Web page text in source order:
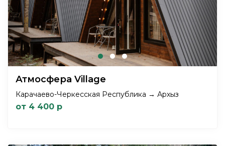
Атмосфера Village
Карачаево-Черкесская Республика → Архыз
от 4 400 р